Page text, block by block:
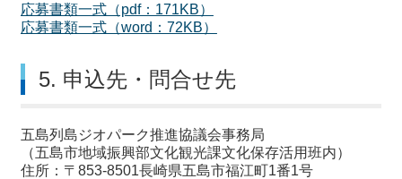
応募書類一式（pdf：171KB）
応募書類一式（word：72KB）
5. 申込先・問合せ先
五島列島ジオパーク推進協議会事務局
（五島市地域振興部文化観光課文化保存活用班内）
住所：〒853-8501長崎県五島市福江町1番1号